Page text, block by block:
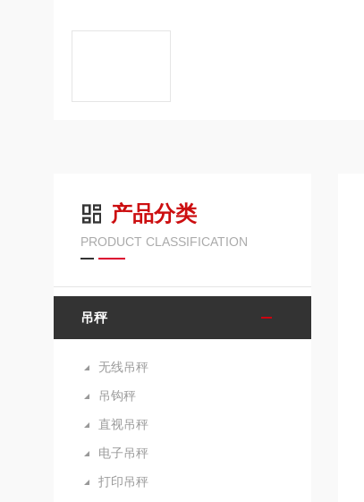
产品分类
PRODUCT CLASSIFICATION
吊秤
无线吊秤
吊钩秤
直视吊秤
电子吊秤
打印吊秤